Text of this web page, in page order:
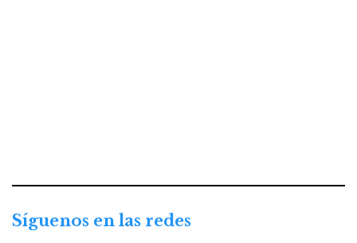
Síguenos en las redes